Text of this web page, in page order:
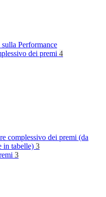
Performance
dei premi 4
complessivo dei premi (da
in tabelle) 3
3